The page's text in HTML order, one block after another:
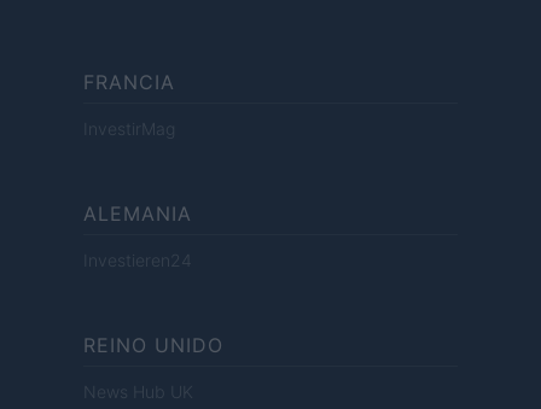
FRANCIA
InvestirMag
ALEMANIA
Investieren24
REINO UNIDO
News Hub UK